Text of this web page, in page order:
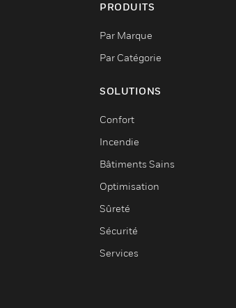
PRODUITS
Par Marque
Par Catégorie
SOLUTIONS
Confort
Incendie
Bâtiments Sains
Optimisation
Sûreté
Sécurité
Services